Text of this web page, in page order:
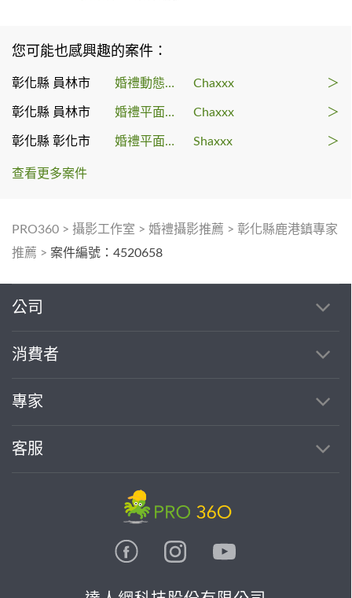
您可能也感興趣的案件：
彰化縣 員林市 婚禮動態錄影 Chaxxx ＞
彰化縣 員林市 婚禮平面攝影 Chaxxx ＞
彰化縣 彰化市 婚禮平面攝影 Shaxxx ＞
查看更多案件
PRO360 > 攝影工作室 > 婚禮攝影推薦 > 彰化縣鹿港鎮專家
推薦 > 案件編號：4520658
公司
消費者
專家
客服